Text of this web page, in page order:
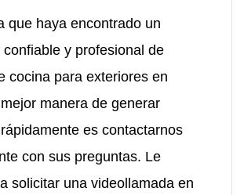
que haya encontrado un
confiable y profesional de
cocina para exteriores en
manera de generar
es contactarnos
con sus preguntas. Le
solicitar una videollamada en